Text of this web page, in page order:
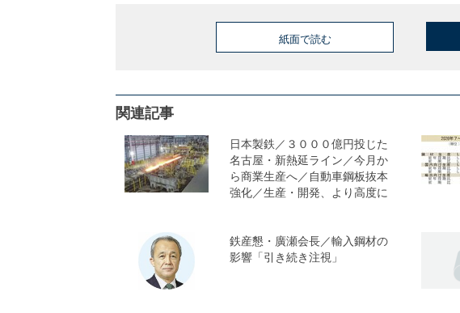
紙面で読む
関連記事
日本製鉄／３０００億円投じた
名古屋・新熱延ライン／今月か
ら商業生産へ／自動車鋼板抜本
強化／生産・開発、より高度に
鉄産懇・廣瀬会長／輸入鋼材の
影響「引き続き注視」